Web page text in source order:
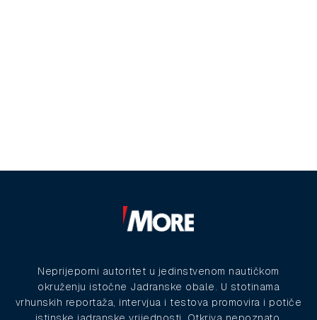
Neprijeporni autoritet u jedinstvenom nautičkom
okruženju istočne Jadranske obale. U stotinama
vrhunskih reportaža, intervjua i testova promovira i potiče